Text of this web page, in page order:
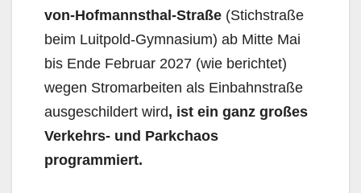
von-Hofmannsthal-Straße (Stichstraße
beim Luitpold-Gymnasium) ab Mitte Mai
bis Ende Februar 2027 (wie berichtet)
wegen Stromarbeiten als Einbahnstraße
ausgeschildert wird, ist ein ganz großes
Verkehrs- und Parkchaos
programmiert.